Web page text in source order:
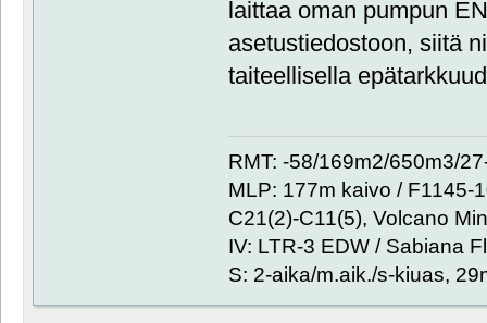
laittaa oman pumpun
asetustiedostoon, siitä
taiteellisella
RMT: -58/169m2/650m3/
MLP: 177m kaivo / F1145-
C21(2)-C11(5), Volcano
IV: LTR-3 EDW / Sabiana
S: 2-aika/m.aik./s-kiuas,